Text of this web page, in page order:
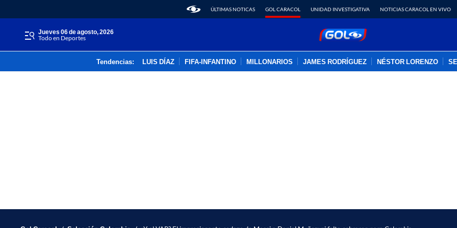
ÚLTIMAS NOTICAS GOL CARACOL UNIDAD INVESTIGATIVA NOTICIAS CARACOL EN VIVO
jueves 06 de agosto, 2026
Todo en Deportes
Tendencias: LUIS DÍAZ FIFA-INFANTINO MILLONARIOS JAMES RODRÍGUEZ NÉSTOR LORENZO